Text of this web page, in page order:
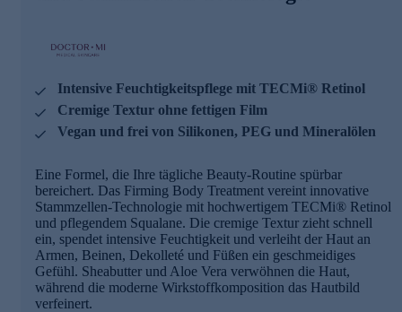
Intensive Feuchtigkeitspflege mit TECMi® Retinol
Cremige Textur ohne fettigen Film
Vegan und frei von Silikonen, PEG und Mineralölen
Eine Formel, die Ihre tägliche Beauty-Routine spürbar
bereichert. Das Firming Body Treatment vereint innovative
Stammzellen-Technologie mit hochwertigem TECMi® Retinol
und pflegendem Squalane. Die cremige Textur zieht schnell
ein, spendet intensive Feuchtigkeit und verleiht der Haut an
Armen, Beinen, Dekolleté und Füßen ein geschmeidiges
Gefühl. Sheabutter und Aloe Vera verwöhnen die Haut,
während die moderne Wirkstoffkomposition das Hautbild
verfeinert.